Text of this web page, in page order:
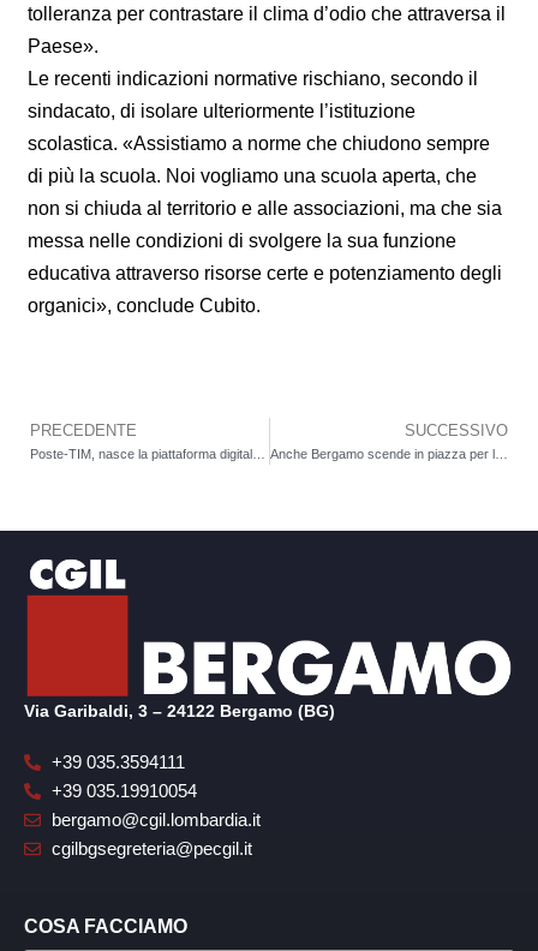
tolleranza per contrastare il clima d’odio che attraversa il
Paese».
Le recenti indicazioni normative rischiano, secondo il
sindacato, di isolare ulteriormente l’istituzione
scolastica. «Assistiamo a norme che chiudono sempre
di più la scuola. Noi vogliamo una scuola aperta, che
non si chiuda al territorio e alle associazioni, ma che sia
messa nelle condizioni di svolgere la sua funzione
educativa attraverso risorse certe e potenziamento degli
organici», conclude Cubito.
Precedente
PRECEDENTE SUCCESSIVO
Anche Bergamo scende in piazza per la pace: tessere trame contro la guerra.Oltre 150 piazze italiane unite sabato 28 marzo per trasformare la preoccupazione in azione collettiva e chiedere lo stop al riarmo
Via Garibaldi, 3 – 24122 Bergamo (BG)
+39 035.3594111
+39 035.19910054
bergamo@cgil.lombardia.it
cgilbgsegreteria@pecgil.it
COSA FACCIAMO